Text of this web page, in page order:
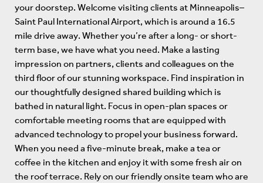
your doorstep. Welcome visiting clients at Minneapolis–
Saint Paul International Airport, which is around a 16.5
mile drive away. Whether you’re after a long- or short-
term base, we have what you need. Make a lasting
impression on partners, clients and colleagues on the
third floor of our stunning workspace. Find inspiration in
our thoughtfully designed shared building which is
bathed in natural light. Focus in open-plan spaces or
comfortable meeting rooms that are equipped with
advanced technology to propel your business forward.
When you need a five-minute break, make a tea or
coffee in the kitchen and enjoy it with some fresh air on
the roof terrace. Rely on our friendly onsite team who are